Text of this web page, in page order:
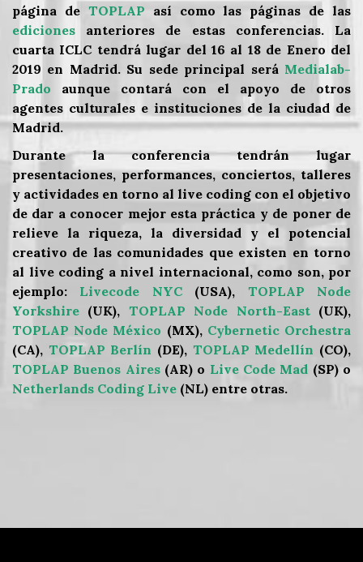
página de TOPLAP así como las páginas de las
ediciones anteriores de estas conferencias. La
cuarta ICLC tendrá lugar del 16 al 18 de Enero del
2019 en Madrid. Su sede principal será Medialab-
Prado aunque contará con el apoyo de otros
agentes culturales e instituciones de la ciudad de
Madrid.
Durante la conferencia tendrán lugar
presentaciones, performances, conciertos, talleres
y actividades en torno al live coding con el objetivo
de dar a conocer mejor esta práctica y de poner de
relieve la riqueza, la diversidad y el potencial
creativo de las comunidades que existen en torno
al live coding a nivel internacional, como son, por
ejemplo: Livecode NYC(USA), TOPLAP Node
Yorkshire (UK), TOPLAP Node North-East(UK),
TOPLAP Node México (MX), Cybernetic Orchestra
(CA), TOPLAP Berlín (DE), TOPLAP Medellín (CO),
TOPLAP Buenos Aires(AR) o Live Code Mad (SP) o
Netherlands Coding Live (NL) entre otras.